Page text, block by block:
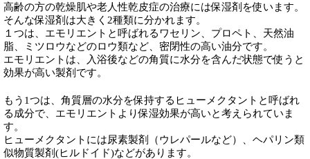
高齢の方の乾燥肌や老人性乾皮症の治療には保湿剤を使います。
そんな保湿剤は大きく2種類に分かれます。
１つは、エモリエントと呼ばれるワセリン、プロペト、天然油
脂、ミツロウなどのロウ類など、密閉性の高い油分です。
エモリエントは、入浴後などの角質に水分を含んだ状態で使うと
効果が高い製剤です。
もう1つは、角質層の水分を保持するヒューメクタントと呼ばれ
る成分で、エモリエントより保湿効果が高いと考えられていま
す。
ヒューメクタントには尿素製剤（ウレパールなど）、ヘパリン類
似物質製剤(ヒルドイド)などがあります。